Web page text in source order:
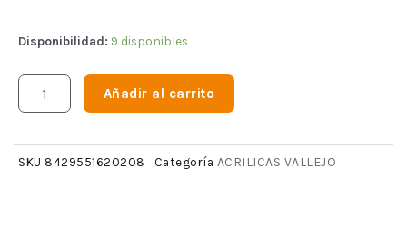
Disponibilidad: 9 disponibles
Añadir al carrito
SKU 8429551620208 Categoría ACRILICAS VALLEJO